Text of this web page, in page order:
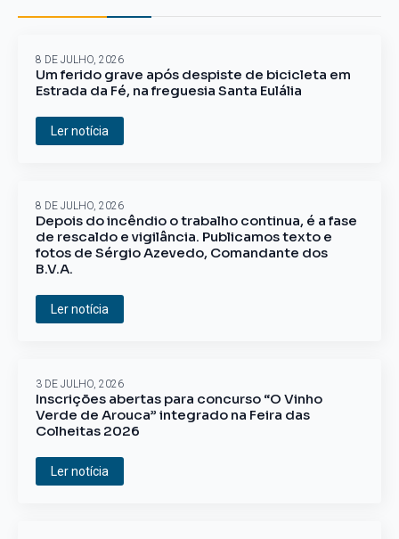
Um ferido grave após despiste de bicicleta em
Estrada da Fé, na freguesia Santa Eulália
8 DE JULHO, 2026
Ler notícia
Depois do incêndio o trabalho continua, é a fase
de rescaldo e vigilância. Publicamos texto e
fotos de Sérgio Azevedo, Comandante dos
B.V.A.
8 DE JULHO, 2026
Ler notícia
Inscrições abertas para concurso “O Vinho
Verde de Arouca” integrado na Feira das
Colheitas 2026
3 DE JULHO, 2026
Ler notícia